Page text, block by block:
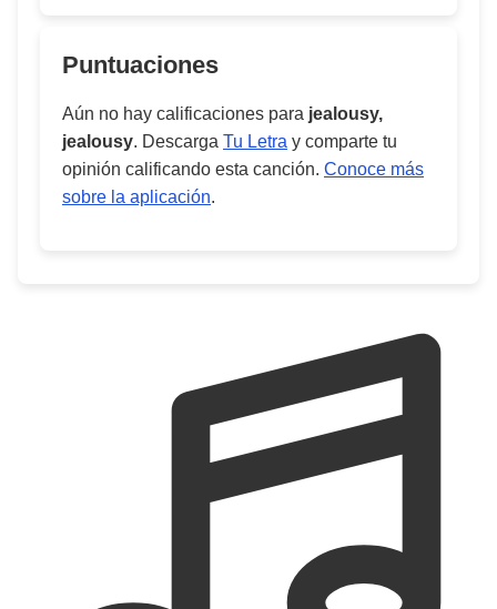
Puntuaciones
Aún no hay calificaciones para jealousy,
jealousy. Descarga Tu Letra y comparte tu
opinión calificando esta canción. Conoce más
sobre la aplicación.